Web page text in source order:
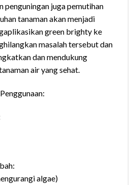
penguningan juga pemutihan
tanaman akan menjadi
green brighty ke
masalah tersebut dan
dan mendukung
air yang sehat.
algae)